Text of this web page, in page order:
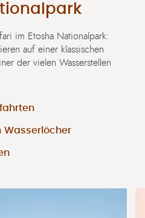
im Etosha Nationalpark:
auf einer klassischen
der vielen Wasserstellen
Wasserlöcher